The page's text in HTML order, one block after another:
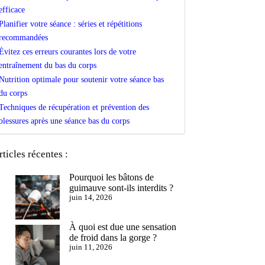
votre séance : séries et répétitions
ces erreurs courantes lors de votre
du bas du corps
optimale pour soutenir votre séance bas
corps
de récupération et prévention des
après une séance bas du corps
récentes :
Pourquoi les bâtons de
guimauve sont-ils interdits ?
juin 14, 2026
À quoi est due une sensation
de froid dans la gorge ?
juin 11, 2026